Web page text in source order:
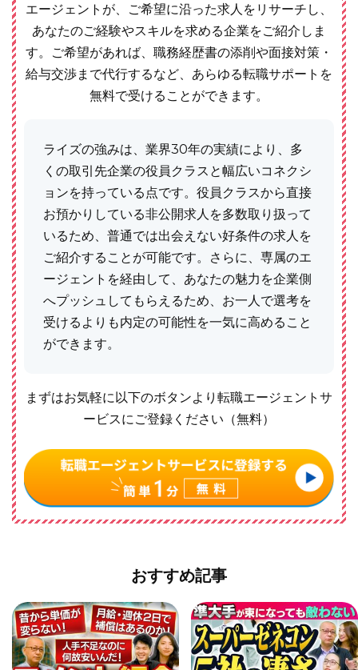
エージェントが、ご希望に沿った求人をリサーチし、
あなたのご経験やスキルを求める企業をご紹介しま
す。ご希望があれば、職務経歴書の添削や面接対策・
給与交渉まで代行するなど、あらゆる転職サポートを
無料で受けることができます。
ライズの強みは、業界30年の実績により、多
くの取引先企業の役員クラスと幅広いコネクシ
ョンを持っている点です。役員クラスから直接
お預かりしている非公開求人を多数取り扱って
いるため、普通では出会えない好条件の求人を
ご紹介することが可能です。さらに、専属のエ
ージェントを経由して、あなたの魅力を企業側
へプッシュしてもらえるため、お一人で選考を
受けるよりも内定の可能性を一気に高めること
ができます。
まずはお気軽に以下のボタンより転職エージェントサ
ービスにご登録ください（無料）
おすすめ記事